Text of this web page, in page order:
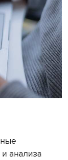
анализа